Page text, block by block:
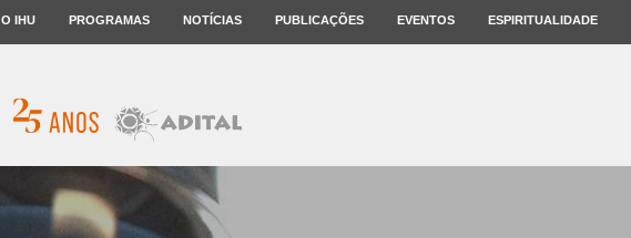
IHU PROGRAMAS NOTÍCIAS PUBLICAÇÕES EVENTOS ESPIRITUALIDADE